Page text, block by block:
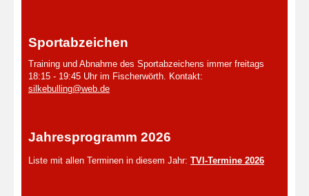
Sportabzeichen
Training und Abnahme des Sportabzeichens immer freitags
18:15 - 19:45 Uhr im Fischerwörth. Kontakt:
silkebulling@web.de
Jahresprogramm 2026
Liste mit allen Terminen in diesem Jahr: TVI-Termine 2026